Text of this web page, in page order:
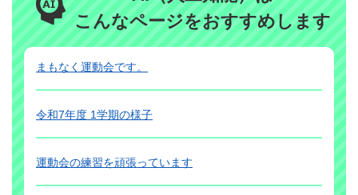
こんなページをおすすめします
まもなく運動会です。
令和7年度 1学期の様子
運動会の練習を頑張っています